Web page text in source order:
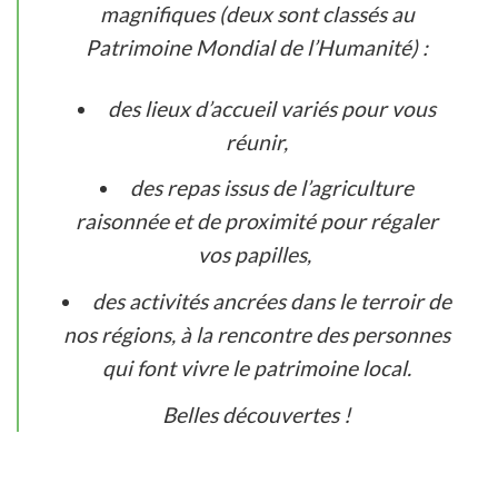
magnifiques (deux sont classés au
Patrimoine Mondial de l’Humanité) :
des lieux d’accueil variés pour vous
réunir,
des repas issus de l’agriculture
raisonnée et de proximité pour régaler
vos papilles,
des activités ancrées dans le terroir de
nos régions, à la rencontre des personnes
qui font vivre le patrimoine local.
Belles découvertes !